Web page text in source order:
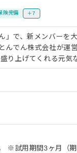
険完備 ＋7
」で、新メンバーを
んでん株式会社が運
的なお仕事内容はこちらで
売上などの金銭の
ョンまで店舗運営
環境だからこそ、
※試用期間3ヶ月（期